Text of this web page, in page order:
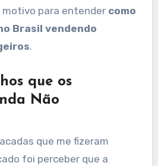
para entender como
Brasil vendendo
.
que os
Não
que me fizeram
foi perceber que a